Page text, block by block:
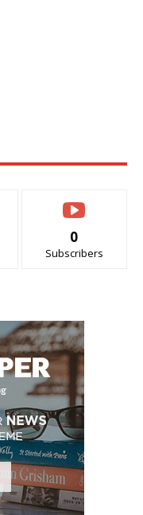
0
Subscribers